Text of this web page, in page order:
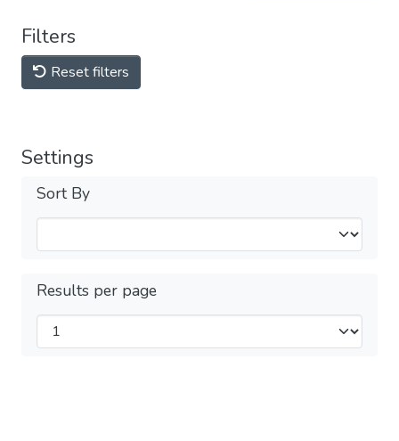
Filters
Reset filters
Settings
Sort By
Results per page